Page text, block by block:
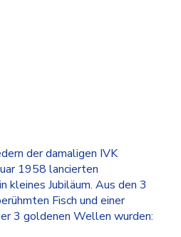
n der damaligen IVK
1958 lancierten
kleines Jubiläum. Aus den 3
Fisch und einer
3 goldenen Wellen wurden: